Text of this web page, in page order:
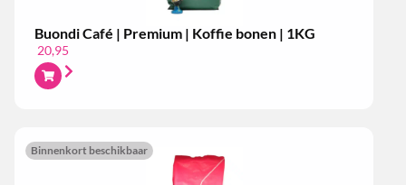
Buondi Café | Premium | Koffie bonen | 1KG
20,95
Binnenkort beschikbaar